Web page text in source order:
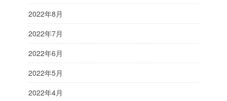
2022年8月
2022年7月
2022年6月
2022年5月
2022年4月